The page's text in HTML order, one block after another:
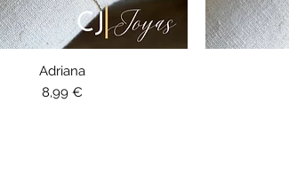
Aperçu rapide
Adriana
Prix
8,99 €